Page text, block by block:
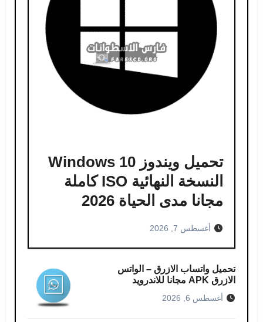
تحميل ويندوز Windows 10
النسخة النهائية ISO كاملة
مجانا مدى الحياة 2026
أغسطس 7, 2026
تحميل واتساب الازرق – الواتس
الازرق APK مجانا للاندرويد
أغسطس 6, 2026